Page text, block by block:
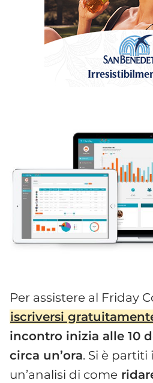
Per assistere al Friday
iscriversi
incontro inizia alle 10
circa un’ora. Si è partiti
un’analisi di come